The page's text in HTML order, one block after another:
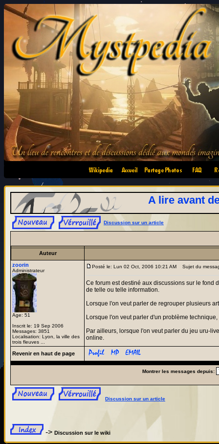
•
A lire avant
Discussion sur un article
Auteur
zoorin
Administrateur
Age: 51
Inscrit le: 19 Sep 2006
Messages: 3851
Localisation: Lyon, la ville des
trois fleuves ...
Posté le: Lun 02 Oct, 2006 10:21 AM Sujet du
Ce forum est destiné aux discussions sur le fond
de telle ou telle information.
Lorsque l'on veut parler de regrouper plusieurs
Lorsque l'on veut parler d'un problème
Par ailleurs, lorsque l'on veut parler du jeu uru-
online.
Revenir en haut de page
Montrer les messages depuis:
Discussion sur un article
-> Discussion sur le wiki